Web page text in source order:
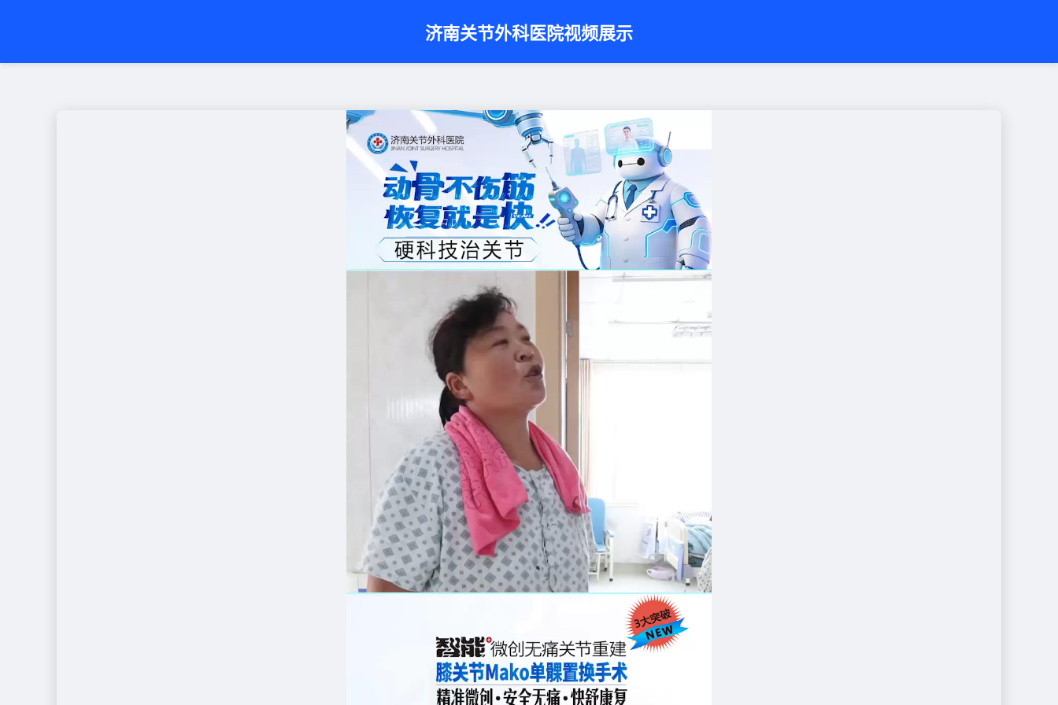
济南关节外科医院视频展示